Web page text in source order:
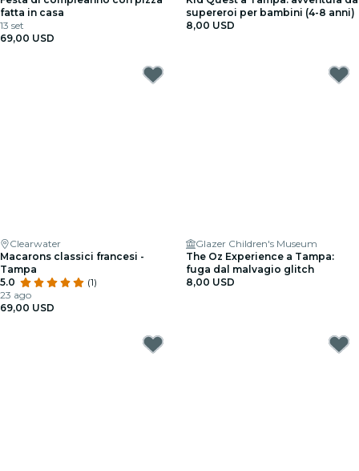
fatta in casa
13 set
69,00 USD
supereroi per bambini (4-8 anni)
8,00 USD
Clearwater
Macarons classici francesi -
Tampa
5.0
(1)
23 ago
69,00 USD
Glazer Children's Museum
The Oz Experience a Tampa:
fuga dal malvagio glitch
8,00 USD